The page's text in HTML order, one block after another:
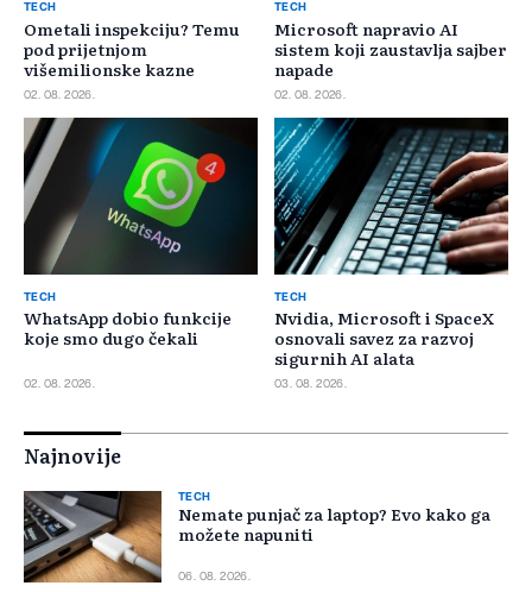
TECH
Ometali inspekciju? Temu
pod prijetnjom
višemilionske kazne
02. 08. 2026.
TECH
Microsoft napravio AI
sistem koji zaustavlja sajber
napade
02. 08. 2026.
TECH
WhatsApp dobio funkcije
koje smo dugo čekali
02. 08. 2026.
TECH
Nvidia, Microsoft i SpaceX
osnovali savez za razvoj
sigurnih AI alata
03. 08. 2026.
Najnovije
TECH
Nemate punjač za laptop? Evo kako ga
možete napuniti
06. 08. 2026.